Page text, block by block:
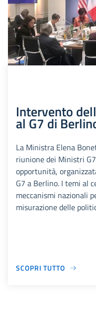
Intervento
al G7 di
La Ministra Elena
riunione dei Ministri
opportunità,
G7 a Berlino. I temi al
meccanismi nazionali
misurazione delle
SCOPRI TUTTO